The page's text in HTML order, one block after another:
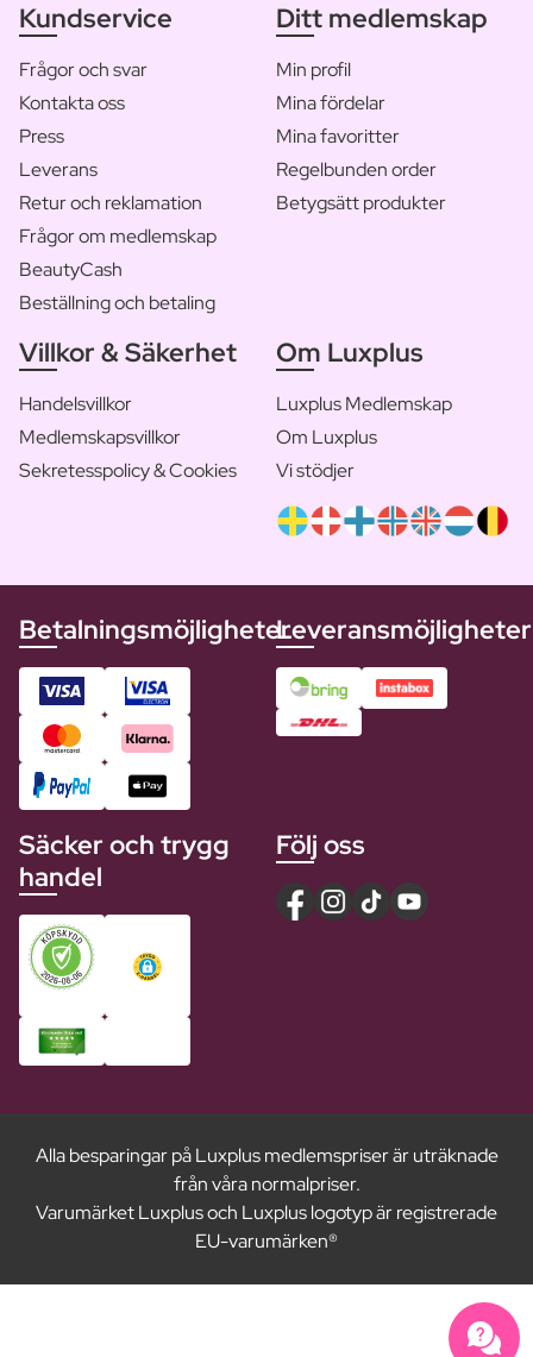
Kundservice
Frågor och svar
Kontakta oss
Press
Leverans
Retur och reklamation
Frågor om medlemskap
BeautyCash
Beställning och betaling
Ditt medlemskap
Min profil
Mina fördelar
Mina favoritter
Regelbunden order
Betygsätt produkter
Villkor & Säkerhet
Handelsvillkor
Medlemskapsvillkor
Sekretesspolicy & Cookies
Om Luxplus
Luxplus Medlemskap
Om Luxplus
Vi stödjer
BetalningsmöjligheterLeveransmöjligheter
Säcker och trygg
handel
Följ oss
Alla besparingar på Luxplus medlemspriser är uträknade
från våra normalpriser.
Varumärket Luxplus och Luxplus logotyp är registrerade
EU-varumärken®